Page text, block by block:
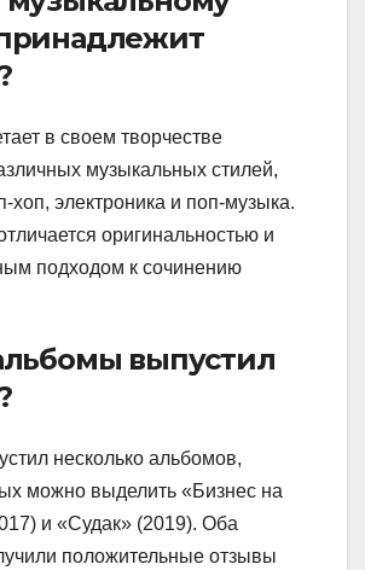
в своем творчестве
музыкальных стилей,
хоп, электроника и поп-музыка.
оригинальностью и
подходом к сочинению
выпустил
несколько альбомов,
можно выделить «Бизнес на
и «Судак» (2019). Оба
положительные отзывы